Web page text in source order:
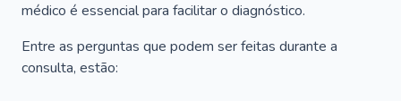
médico é essencial para facilitar o diagnóstico.
Entre as perguntas que podem ser feitas durante a
consulta, estão: